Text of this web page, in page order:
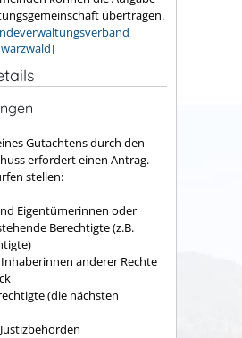
übertragen.
Gutachtens durch den
erfordert einen Antrag.
stellen:
Eigentümerinnen oder
Berechtigte (z.B.
anderer Rechte
(die nächsten